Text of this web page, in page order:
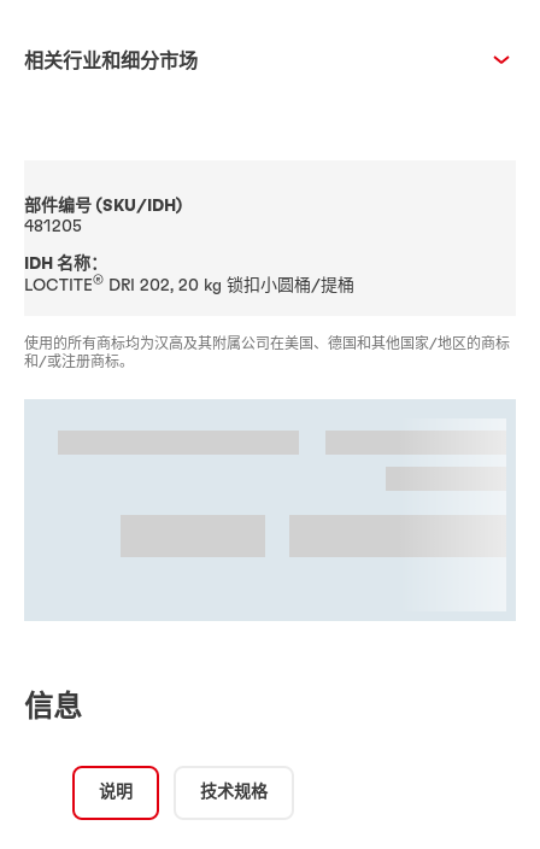
相关行业和细分市场
部件编号 (SKU/IDH)
481205
IDH 名称：
LOCTITE® DRI 202, 20 kg 锁扣小圆桶/提桶
使用的所有商标均为汉高及其附属公司在美国、德国和其他国家/地区的商标
和/或注册商标。
信息
说明 技术规格